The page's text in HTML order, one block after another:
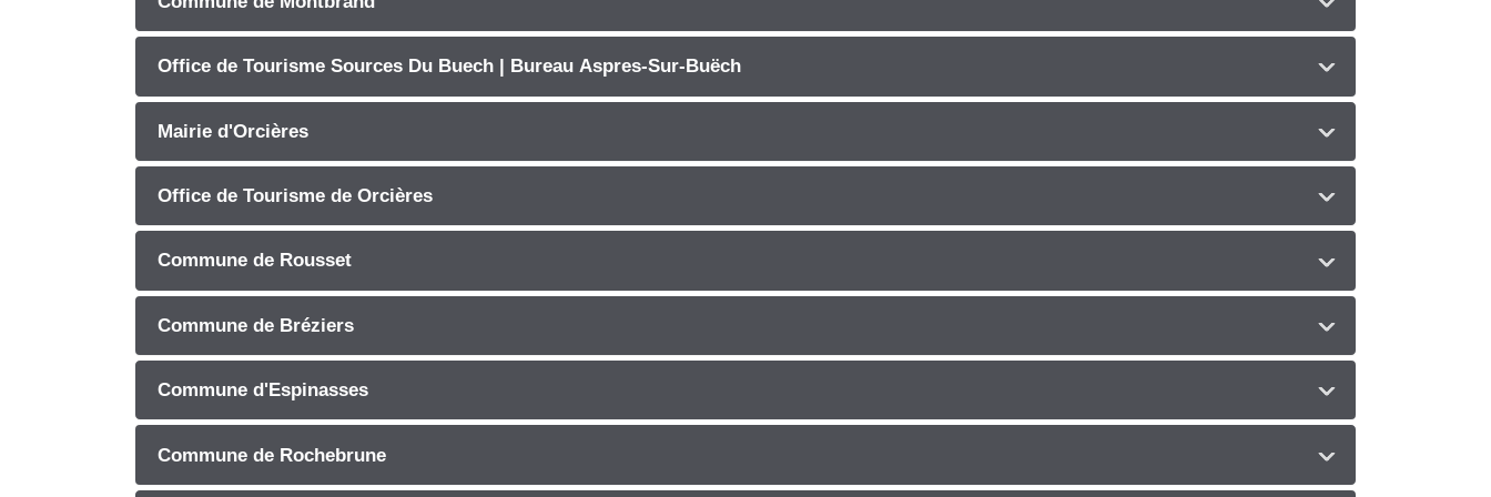
Office de Tourisme Sources Du Buech | Bureau Aspres-Sur-Buëch
Mairie d'Orcières
Office de Tourisme de Orcières
Commune de Rousset
Commune de Bréziers
Commune d'Espinasses
Commune de Rochebrune